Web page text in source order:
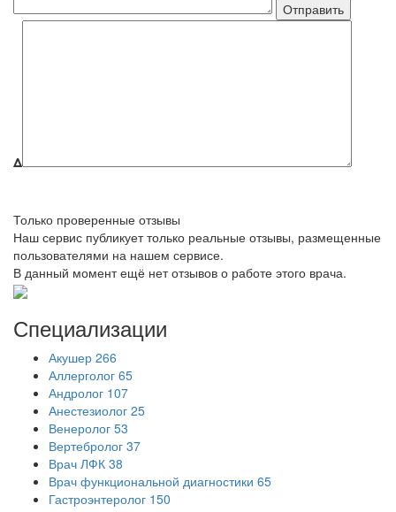
Δ
Только проверенные отзывы
Наш сервис публикует только реальные отзывы, размещенные
пользователями на нашем сервисе.
В данный момент ещё нет отзывов о работе этого врача.
Специализации
Акушер 266
Аллерголог 65
Андролог 107
Анестезиолог 25
Венеролог 53
Вертебролог 37
Врач ЛФК 38
Врач функциональной диагностики 65
Гастроэнтеролог 150